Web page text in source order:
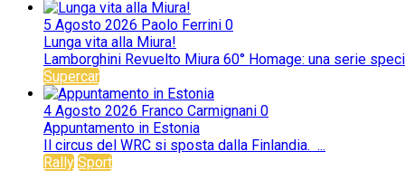
5 Agosto 2026 Paolo Ferrini 0
Lunga vita alla Miura!
Lamborghini Revuelto Miura 60° Homage: una serie
Supercar
4 Agosto 2026 Franco Carmignani 0
Appuntamento in Estonia
Il circus del WRC si sposta dalla Finlandia. ...
Rally Sport